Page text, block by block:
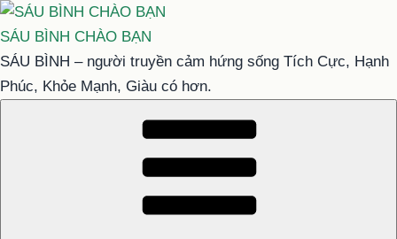
Chuyển
đến
phần
nội
SÁU BÌNH CHÀO BẠN
SÁU BÌNH – người truyền cảm hứng sống Tích Cực, Hạnh
Phúc, Khỏe Mạnh, Giàu có hơn.